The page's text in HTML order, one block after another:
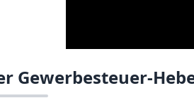
Gewerbesteuer-